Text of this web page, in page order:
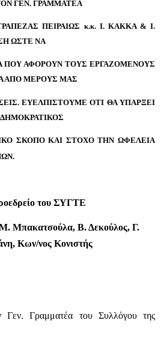
ΓΕΝ. ΓΡΑΜΜΑΤΕΑ
ΠΕΙΡΑΙΩΣ κ.κ. Ι. ΚΑΚΚΑ & Ι.
ΩΣΤΕ ΝΑ
ΑΦΟΡΟΥΝ ΤΟΥΣ ΕΡΓΑΖΟΜΕΝΟΥΣ
ΑΠΟ ΜΕΡΟΥΣ ΜΑΣ
ΕΥΕΛΠΙΣΤΟΥΜΕ ΟΤΙ ΘΑ ΥΠΑΡΞΕΙ
ΣΚΟΠΟ ΚΑΙ ΣΤΟΧΟ ΤΗΝ ΩΦΕΛΕΙΑ
του ΣΥΓΤΕ
Μπακατσούλα, Β. Δεκούλος, Γ.
Κων/νος Κονιστής
Γεν. Γραμματέα του Συλλόγου της